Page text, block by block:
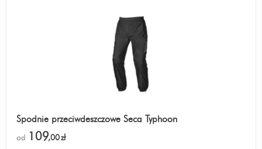
Spodnie przeciwdeszczowe Seca Typhoon
od 109,00zł